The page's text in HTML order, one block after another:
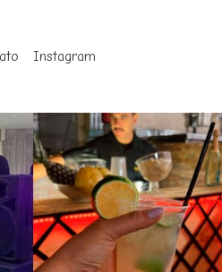
Instagram